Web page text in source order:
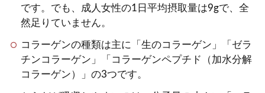
です。でも、成人女性の1日平均摂取量は9gで、全
然足りていません。
コラーゲンの種類は主に「生のコラーゲン」「ゼラ
チンコラーゲン」「コラーゲンペプチド（加水分解
コラーゲン）」の3つです。